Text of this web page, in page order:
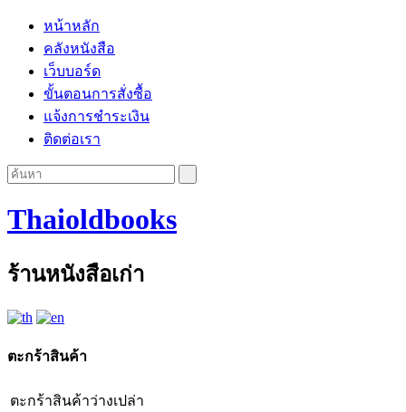
หน้าหลัก
คลังหนังสือ
เว็บบอร์ด
ขั้นตอนการสั่งซื้อ
แจ้งการชำระเงิน
ติดต่อเรา
Thaioldbooks
ร้านหนังสือเก่า
ตะกร้าสินค้า
ตะกร้าสินค้าว่างเปล่า